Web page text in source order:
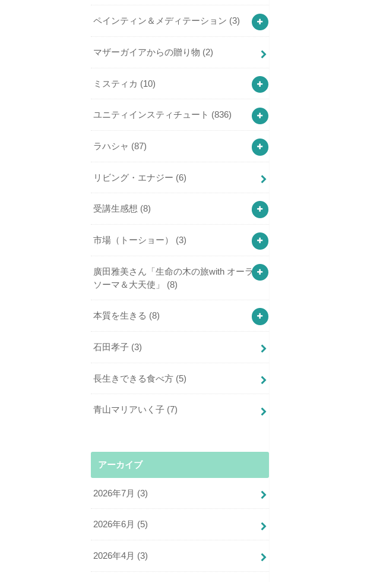
ペインティン＆メディテーション (3)
マザーガイアからの贈り物 (2)
ミスティカ (10)
ユニティインスティチュート (836)
ラハシャ (87)
リビング・エナジー (6)
受講生感想 (8)
市場（トーショー） (3)
廣田雅美さん「生命の木の旅with オーラ
ソーマ＆大天使」 (8)
本質を生きる (8)
石田孝子 (3)
長生きできる食べ方 (5)
青山マリアいく子 (7)
アーカイブ
2026年7月 (3)
2026年6月 (5)
2026年4月 (3)